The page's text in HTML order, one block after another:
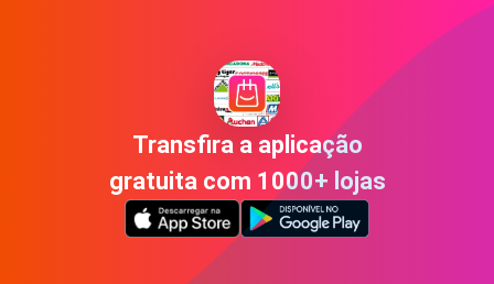
Transfira a aplicação
gratuita com 1000+ lojas